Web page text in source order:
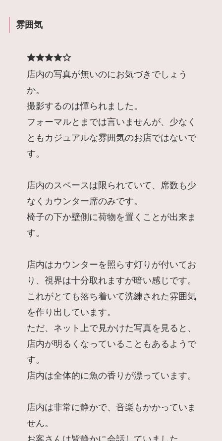
雰囲気
店内の写真が無いのにお気づきでしょう
か。
撮影するのは憚られました。
フォーマルとまでは言いませんが、少なく
ともカジュアルな雰囲気のお店ではないで
す。
店内のスペースは限られていて、席数も少
なくカウンター席のみです。
椅子の下か壁側に荷物を置くことが出来ま
す。
店内はカウンターを照らす灯りが付いてお
り、視界は十分取れますが暗い感じです。
これがとても落ち着いて洗練された雰囲気
を作り出しています。
ただ、ネット上で見かけた写真を見ると、
店内が明るくなっていることもあるようで
す。
店内は全体的に魚の香りが漂っています。
店内は非常に静かで、音楽もかかっていま
せん。
お客さんは皆静かに会話していました。